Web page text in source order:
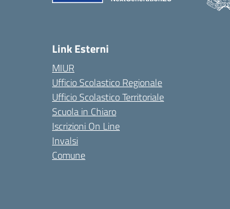
Link Esterni
MIUR
Ufficio Scolastico Regionale
Ufficio Scolastico Territoriale
Scuola in Chiaro
Iscrizioni On Line
Invalsi
Comune